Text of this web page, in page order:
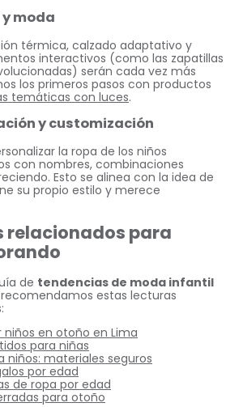
y moda
térmica, calzado adaptativo y
interactivos (como las zapatillas
serán cada vez más
los primeros pasos con productos
temáticas con luces.
y customización
la ropa de los niños
con nombres, combinaciones
Esto se alinea con la idea de
su propio estilo y merece
relacionados para
de tendencias de moda infantil
estas lecturas
en otoño en Lima
para niñas
niños: materiales seguros
por edad
de ropa por edad
para otoño